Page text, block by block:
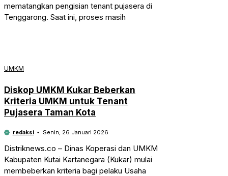
mematangkan pengisian tenant pujasera di
Tenggarong. Saat ini, proses masih
UMKM
Diskop UMKM Kukar Beberkan
Kriteria UMKM untuk Tenant
Pujasera Taman Kota
redaksi Senin, 26 Januari 2026
Distriknews.co – Dinas Koperasi dan UMKM
Kabupaten Kutai Kartanegara (Kukar) mulai
membeberkan kriteria bagi pelaku Usaha